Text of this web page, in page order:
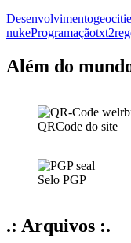
Desenvolvimento
nukeProgramação
Além do
QRCode do site
Selo PGP
.: Arquivos :.